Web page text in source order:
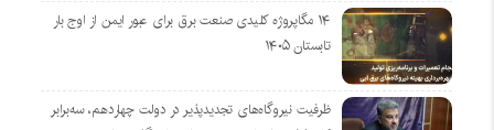
۱۴ مگاپروژه‌ کلیدی صنعت برق برای عبور ایمن از اوج بار
تابستان ۱۴۰۵
ظرفیت نیروگاه‌های تجدیدپذیر در دولت چهاردهم، سه‌برابر